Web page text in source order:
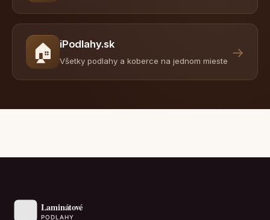
🏠 iPodlahy.sk
Všetky podlahy a koberce na jednom mieste
→